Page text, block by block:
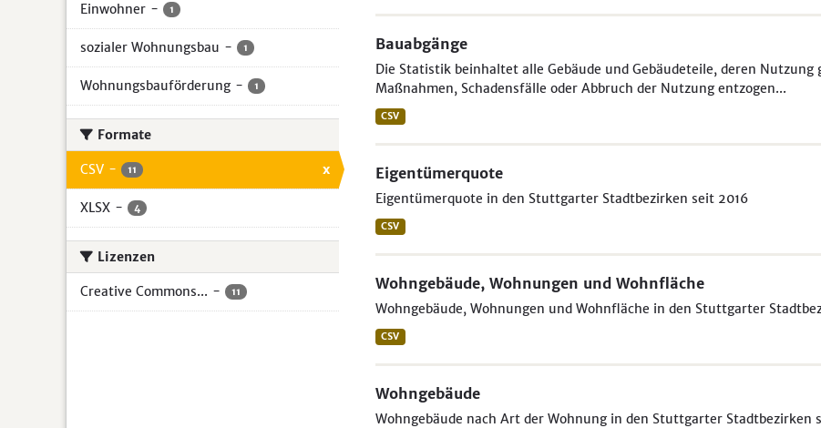
Einwohner - 1
sozialer Wohnungsbau - 1
Wohnungsbauförderung - 1
Formate
CSV - 11 x
XLSX - 4
Lizenzen
Creative Commons... - 11
Bauabgänge
Die Statistik beinhaltet alle Gebäude und Gebäudeteile, deren
Maßnahmen, Schadensfälle oder Abbruch der Nutzung entzogen...
CSV
Eigentümerquote
Eigentümerquote in den Stuttgarter Stadtbezirken seit 2016
CSV
Wohngebäude, Wohnungen und Wohnfläche
Wohngebäude, Wohnungen und Wohnfläche in den Stuttgarter
CSV
Wohngebäude
Wohngebäude nach Art der Wohnung in den Stuttgarter Stadtbezirken